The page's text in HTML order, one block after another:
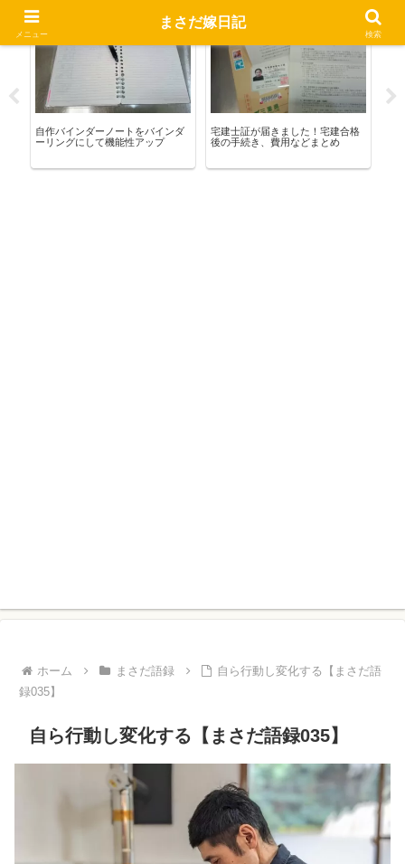
自作バインダーノートをバインダ
ーリングにして機能性アップ
宅建合格への道
宅建士証が届きました！宅建合格
後の手続き、費用などまとめ
ホーム まさだ語録
自ら行動し変化する【まさだ語
録035】
自ら行動し変化する【まさだ語録035】
メニュー
まさだ嫁日記
検索